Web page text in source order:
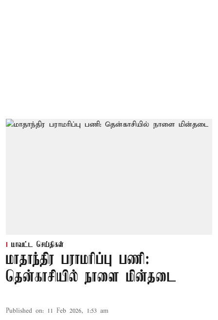
மாவட்ட செய்திகள்
மாதாந்திர பராமரிப்பு பணி:
தென்காசியில் நாளை மின்தடை
Published on: 11 Feb 2026, 1:53 am